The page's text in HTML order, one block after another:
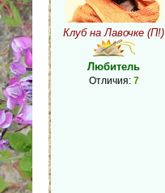
Клуб на Лавочке (П!)
Любитель
Отличия: 7